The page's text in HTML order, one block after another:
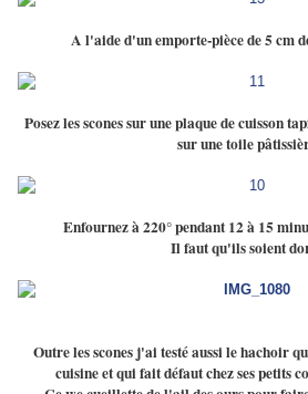
A l'aide d'un emporte-pièce de 5 cm
Posez les scones sur une plaque de cuisson
sur une toile
Enfournez à 220° pendant 12 à 15
Il faut qu'ils soient
Outre les scones j'ai testé aussi le hachoir
cuisine et qui fait défaut chez ses petits